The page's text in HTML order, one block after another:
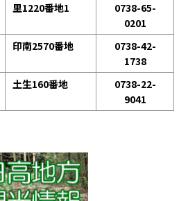
里1220番地1
0738-65-
0201
印南2570番地
0738-42-
1738
土生160番地
0738-22-
9041